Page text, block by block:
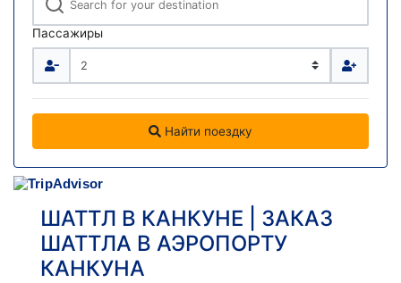
Пассажиры
Найти поездку
ШАТТЛ В КАНКУНЕ | ЗАКАЗ
ШАТТЛА В АЭРОПОРТУ
КАНКУНА